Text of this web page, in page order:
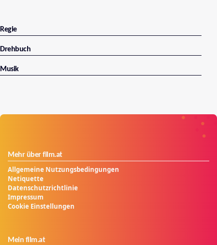
Regie
Drehbuch
Musik
Mehr über film.at
Allgemeine Nutzungsbedingungen
Netiquette
Datenschutzrichtlinie
Impressum
Cookie Einstellungen
Mein film.at